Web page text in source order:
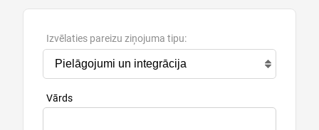
Izvēlaties pareizu ziņojuma tipu:
Vārds